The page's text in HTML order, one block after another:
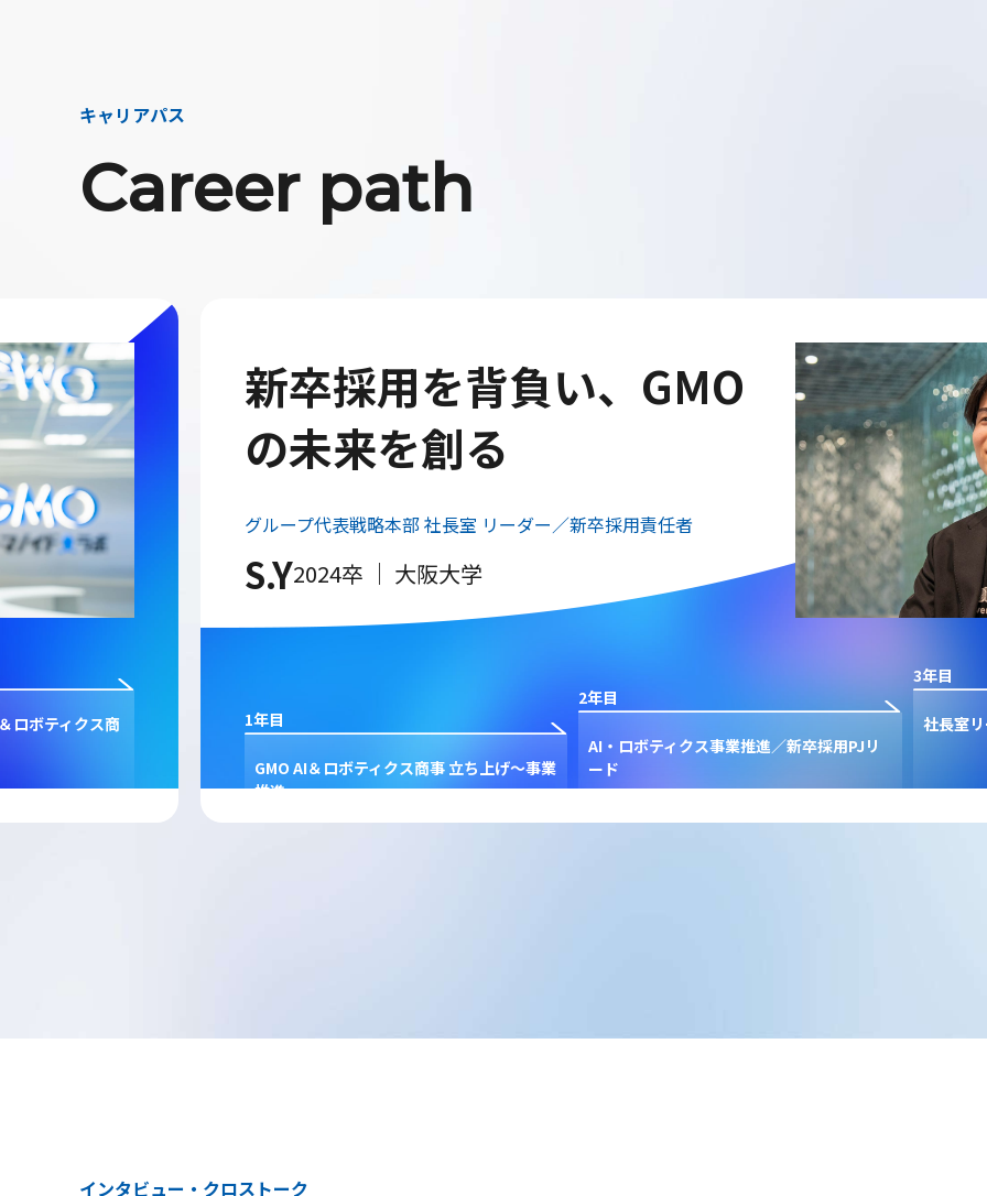
キャリアパス
Career path
責任者
セキュリティ事業を立ち上
げ、取締役へ
グループ代表戦略本部 社長室 リーダー／GMOプライムストラテジ
ー 取締役
M.K2023卒 ｜ 同志社大学
1年目
ドメイン事業 マーケティング担
当
セキュリティ事業 新規立ち上げ
「ネットのセキュリティも
GMO」PJ統括
インタビュー・クロストーク